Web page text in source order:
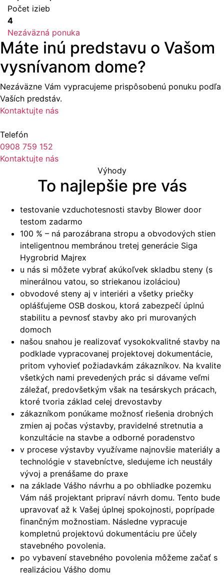
Počet izieb
4
Nezáväzná ponuka
Máte inú predstavu o Vašom
vysnívanom dome?
Nezáväzne Vám vypracujeme prispôsobenú ponuku podľa
Vaších predstáv.
Kontaktujte nás
Telefón
0908 759 152
Kontaktujte nás
Výhody
To najlepšie pre vás
testovanie vzduchotesnosti stavby Blower door
testom zadarmo
100 % – ná parozábrana stropu a obvodových stien
inteligentnou membránou tretej generácie Siga
Hygrobrid Majrex
u nás si môžete vybrať akúkoľvek skladbu steny (s
minerálnou vatou, so striekanou izoláciou)
obvodové steny aj v interiéri a všetky priečky
oplášťujeme OSB doskou, ktorá zabezpečí úplnú
stabilitu a pevnosť stavby ako pri murovaných
domoch
našou snahou je realizovať vysokokvalitné stavby na
podklade vypracovanej projektovej dokumentácie,
pritom vyhovieť požiadavkám zákazníkov. Na kvalite
všetkých nami prevedených prác si dávame veľmi
záležať, predovšetkým však na tesárskych prácach,
ktoré tvoria základ celej drevostavby
zákazníkom ponúkame možnosť riešenia drobných
zmien aj počas výstavby, pravidelné stretnutia a
konzultácie na stavbe a odborné poradenstvo
v procese výstavby využívame najnovšie materiály a
technológie v stavebníctve, sledujeme ich neustály
vývoj a prenášame do praxe
na základe Vášho návrhu a po obhliadke pozemku
Vám náš projektant pripraví návrh domu. Tento bude
upravovať až k Vašej úplnej spokojnosti, poprípade
finančným možnostiam. Následne vypracuje
kompletnú projektovú dokumentáciu pre účely
stavebného povolenia.
po vybavení stavebného povolenia môžeme začať s
realizáciou Vášho domu